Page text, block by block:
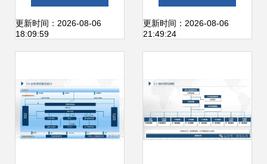
更新时间：2026-08-06
18:09:59
划分
更新时间：2026-08-06
21:49:24